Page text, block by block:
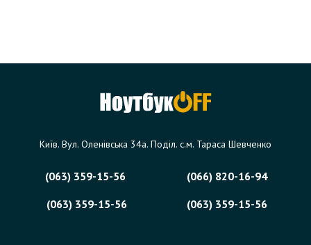
Київ. Вул. Оленівська 34а. Поділ. с.м. Тараса Шевченко
(063) 359-15-56
(066) 820-16-94
(063) 359-15-56
(063) 359-15-56